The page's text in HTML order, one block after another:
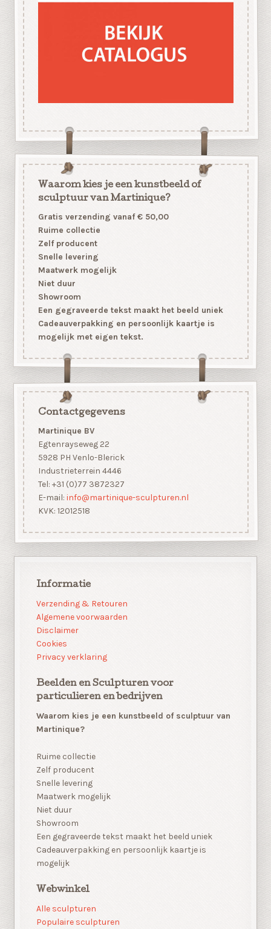
Waarom kies je een kunstbeeld of
sculptuur van Martinique?
Gratis verzending vanaf € 50,00
Ruime collectie
Zelf producent
Snelle levering
Maatwerk mogelijk
Niet duur
Showroom
Een gegraveerde tekst maakt het beeld uniek
Cadeauverpakking en persoonlijk kaartje is
mogelijk met eigen tekst.
Contactgegevens
Martinique BV
Egtenrayseweg 22
5928 PH Venlo-Blerick
Industrieterrein 4446
Tel: +31 (0)77 3872327
E-mail: info@martinique-sculpturen.nl
KVK: 12012518
Informatie
Verzending & Retouren
Algemene voorwaarden
Disclaimer
Cookies
Privacy verklaring
Beelden en Sculpturen voor
particulieren en bedrijven
Waarom kies je een kunstbeeld of sculptuur van
Martinique?
Ruime collectie
Zelf producent
Snelle levering
Maatwerk mogelijk
Niet duur
Showroom
Een gegraveerde tekst maakt het beeld uniek
Cadeauverpakking en persoonlijk kaartje is
mogelijk
Webwinkel
Alle sculpturen
Populaire sculpturen